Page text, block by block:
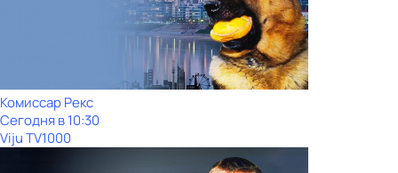
Комиссар Рекс
Сегодня в 10:30
Viju TV1000